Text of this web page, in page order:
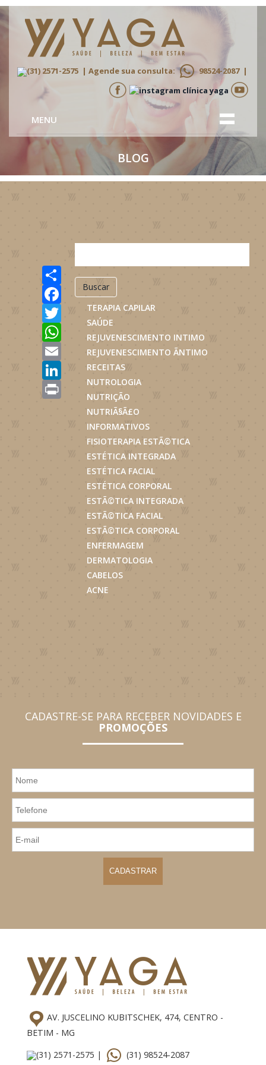
(31) 2571-2575 | Agende sua consulta: 98524-2087 |
MENU
BLOG
Buscar
TERAPIA CAPILAR
SAÚDE
REJUVENESCIMENTO INTIMO
REJUVENESCIMENTO ÃNTIMO
RECEITAS
NUTROLOGIA
NUTRIÇÃO
NUTRIÃ§Ã£O
INFORMATIVOS
FISIOTERAPIA ESTÃ©TICA
ESTÉTICA INTEGRADA
ESTÉTICA FACIAL
ESTÉTICA CORPORAL
ESTÃ©TICA INTEGRADA
ESTÃ©TICA FACIAL
ESTÃ©TICA CORPORAL
ENFERMAGEM
DERMATOLOGIA
CABELOS
ACNE
Facebook
WhatsApp
LinkedIn
CADASTRE-SE PARA RECEBER NOVIDADES E
PROMOÇÕES
AV. JUSCELINO KUBITSCHEK, 474, CENTRO -
BETIM - MG
(31) 2571-2575 |
(31) 98524-2087